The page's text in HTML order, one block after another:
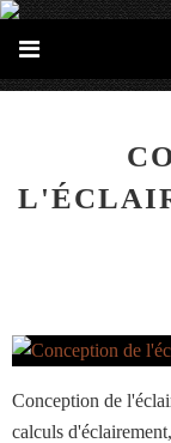
Conception de
calculs